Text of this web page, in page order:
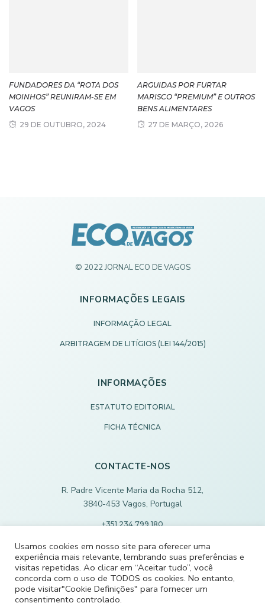
FUNDADORES DA “ROTA DOS
MOINHOS” REUNIRAM-SE EM
VAGOS
29 DE OUTUBRO, 2024
ARGUIDAS POR FURTAR
MARISCO “PREMIUM” E OUTROS
BENS ALIMENTARES
27 DE MARÇO, 2026
© 2022 JORNAL ECO DE VAGOS
INFORMAÇÕES LEGAIS
INFORMAÇÃO LEGAL
ARBITRAGEM DE LITÍGIOS (LEI 144/2015)
INFORMAÇÕES
ESTATUTO EDITORIAL
FICHA TÉCNICA
CONTACTE-NOS
R. Padre Vicente Maria da Rocha 512,
3840-453 Vagos, Portugal
+351 234 799 180
ECODEVAGOS@SCMVAGOS.EU
CONTACTE-NOS
Usamos cookies em nosso site para oferecer uma
experiência mais relevante, lembrando suas preferências e
visitas repetidas. Ao clicar em “Aceitar tudo”, você
concorda com o uso de TODOS os cookies. No entanto,
pode visitar"Cookie Definições" para fornecer um
consentimento controlado.